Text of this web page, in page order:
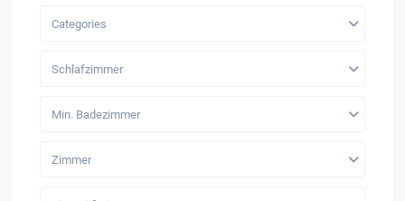
Categories
Schlafzimmer
Min. Badezimmer
Zimmer